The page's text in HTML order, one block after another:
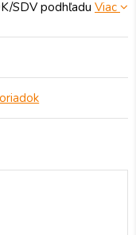
SDV podhľadu Viac